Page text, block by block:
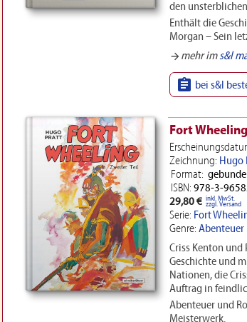
den
Enthält die
Morgan – Sein
arrow_forward mehr ims&l
 bei s&l
Fort
Zeichnung: Hugo
Format:
ISBN: 978-3-
29,80 € inkl. MwSt.
zzgl. Versand
Serie: Fort
Genre: Abenteuer
Criss Kenton und
Geschichte und
Nationen, die
Auftrag in
Abenteuer und
Meisterwerk.